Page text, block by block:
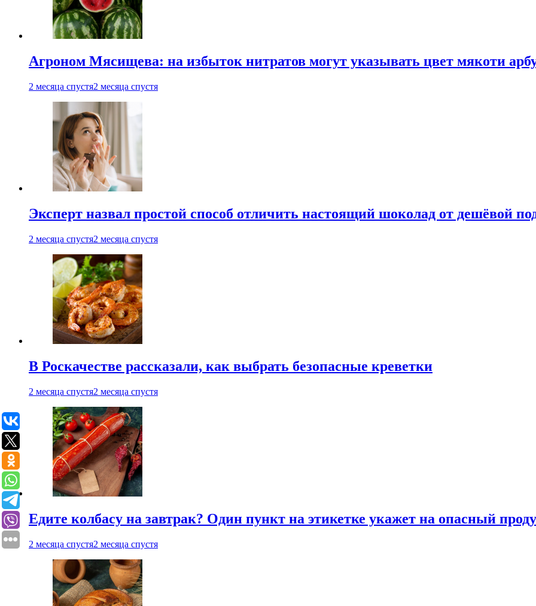
Агроном Мясищева: на избыток нитратов могут указывать цвет мякоти
2 месяца спустя2 месяца спустя
Эксперт назвал простой способ отличить настоящий шоколад от дешёвой
2 месяца спустя2 месяца спустя
В Роскачестве рассказали, как выбрать безопасные креветки
2 месяца спустя2 месяца спустя
Едите колбасу на завтрак? Один пункт на этикетке укажет на опасный
2 месяца спустя2 месяца спустя